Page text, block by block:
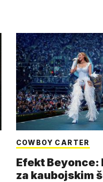
COWBOY CARTER
Efekt Beyonce:
za kaubojskim